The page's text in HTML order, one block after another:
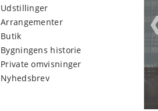
Udstillinger
Arrangementer
Butik
Bygningens historie
Private omvisninger
Nyhedsbrev